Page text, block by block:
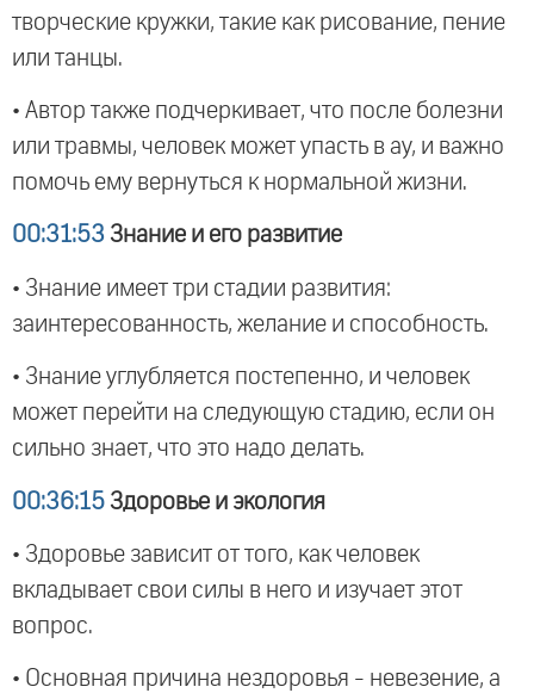
творческие кружки, такие как рисование, пение
или танцы.
• Автор также подчеркивает, что после болезни
или травмы, человек может упасть в ау, и важно
помочь ему вернуться к нормальной жизни.
00:31:53 Знание и его развитие
• Знание имеет три стадии развития:
заинтересованность, желание и способность.
• Знание углубляется постепенно, и человек
может перейти на следующую стадию, если он
сильно знает, что это надо делать.
00:36:15 Здоровье и экология
• Здоровье зависит от того, как человек
вкладывает свои силы в него и изучает этот
вопрос.
• Основная причина нездоровья - невезение, а